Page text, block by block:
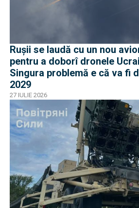
Rușii se laudă cu un nou
pentru a doborî dronele
Singura problemă e că va fi
2029
27 IULIE 2026